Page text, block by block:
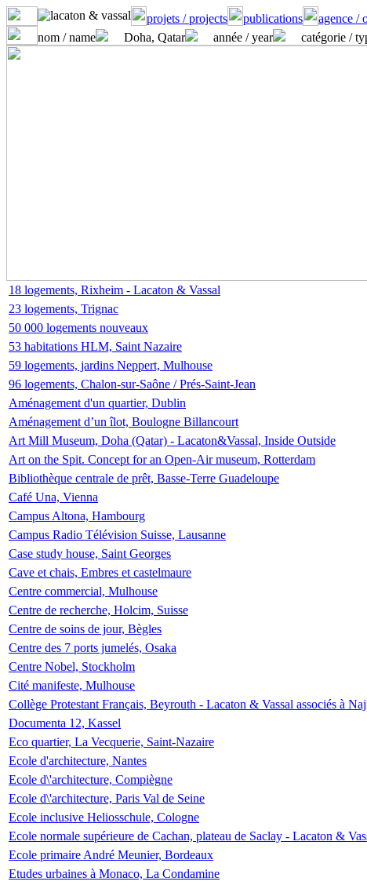
projets / projects publications agence /
nom / name
Doha, Qatar année / year catégorie /
18 logements, Rixheim - Lacaton & Vassal
23 logements, Trignac
50 000 logements nouveaux
53 habitations HLM, Saint Nazaire
59 logements, jardins Neppert, Mulhouse
96 logements, Chalon-sur-Saône / Prés-Saint-Jean
Aménagement d'un quartier, Dublin
Aménagement d’un îlot, Boulogne Billancourt
Art Mill Museum, Doha (Qatar) - Lacaton&Vassal, Inside Outside
Art on the Spit. Concept for an Open-Air museum, Rotterdam
Bibliothèque centrale de prêt, Basse-Terre Guadeloupe
Café Una, Vienna
Campus Altona, Hambourg
Campus Radio Télévision Suisse, Lausanne
Case study house, Saint Georges
Cave et chais, Embres et castelmaure
Centre commercial, Mulhouse
Centre de recherche, Holcim, Suisse
Centre de soins de jour, Bègles
Centre des 7 ports jumelés, Osaka
Centre Nobel, Stockholm
Cité manifeste, Mulhouse
Collège Protestant Français, Beyrouth - Lacaton & Vassal associés à
Documenta 12, Kassel
Eco quartier, La Vecquerie, Saint-Nazaire
Ecole d'architecture, Nantes
Ecole d\'architecture, Compiègne
Ecole d\'architecture, Paris Val de Seine
Ecole inclusive Heliosschule, Cologne
Ecole normale supérieure de Cachan, plateau de Saclay - Lacaton &
Ecole primaire André Meunier, Bordeaux
Etudes urbaines à Monaco, La Condamine